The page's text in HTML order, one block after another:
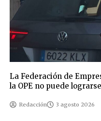
La Federación de
la OPE no puede
Redacción 3 agosto 2026